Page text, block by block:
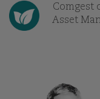
Comgest
Asset